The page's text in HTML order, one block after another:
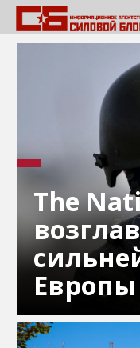
The
Европы